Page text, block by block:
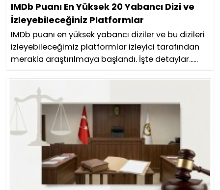
IMDb Puanı En Yüksek 20 Yabancı Dizi ve
İzleyebileceğiniz Platformlar
IMDb puanı en yüksek yabancı diziler ve bu dizileri
izleyebileceğimiz platformlar izleyici tarafından
merakla araştırılmaya başlandı. İşte detaylar......